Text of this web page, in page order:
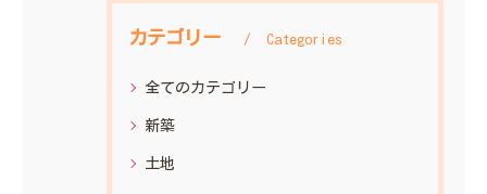
カテゴリー Categories
全てのカテゴリー
新築
土地